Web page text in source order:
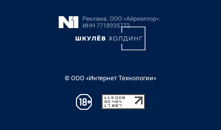
© ООО «Интернет Технологии»